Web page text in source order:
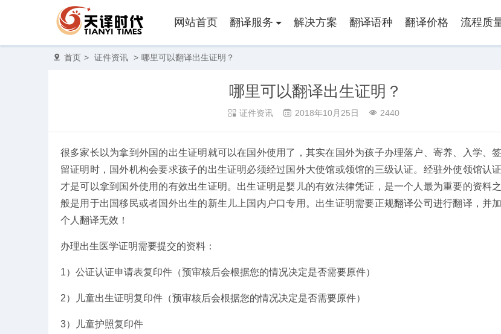
网站首页 翻译服务 解决方案 翻译语种 翻译价格 流程质
首页 > 证件资讯 > 哪里可以翻译出生证明？
哪里可以翻译出生证明？
证件资讯 2018年10月25日 2440
很多家长以为拿到外国的出生证明就可以在国外使用了，其实在国外为孩子办理落户、寄养、入学、
留证明时，国外机构会要求孩子的出生证明必须经过国外大使馆或领馆的三级认证。经驻外使领馆认
才是可以拿到国外使用的有效出生证明。出生证明是婴儿的有效法律凭证，是一个人最为重要的资料
般是用于出国移民或者国外出生的新生儿上国内户口专用。出生证明需要正规翻译公司 进行翻译，并
个人翻译无效！
办理出生医学证明需要提交的资料：
1）公证认证申请表复印件（预审核后会根据您的情况决定是否需要原件）
2）儿童出生证明复印件（预审核后会根据您的情况决定是否需要原件）
3）儿童护照复印件